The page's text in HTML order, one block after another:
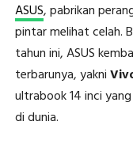
ASUS, pabrikan
pintar melihat celah.
tahun ini, ASUS
terbarunya, yakni
ultrabook 14 inci
di dunia.